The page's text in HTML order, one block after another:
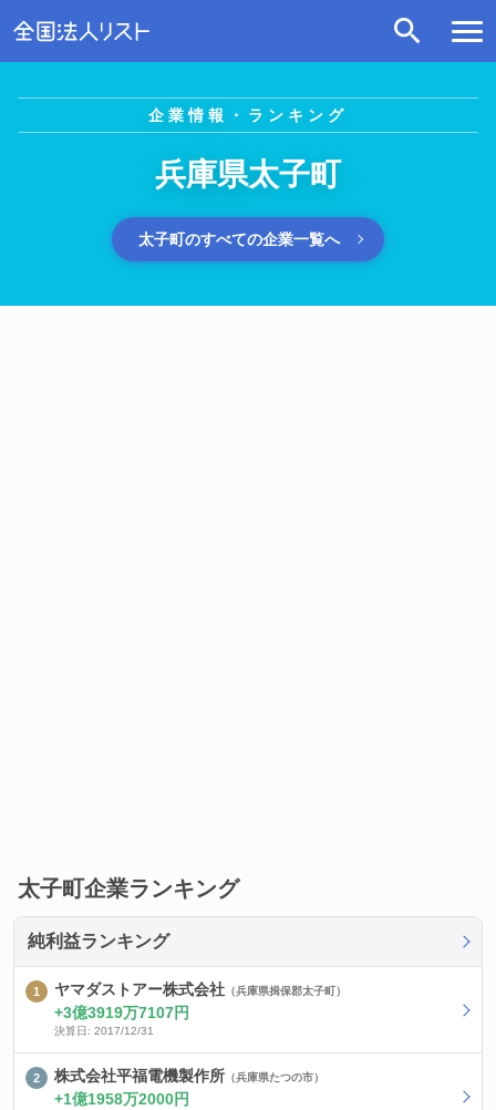
企業情報・ランキング
兵庫県太子町
太子町のすべての企業一覧へ
太子町企業ランキング
純利益ランキング
ヤマダストアー株式会社 （兵庫県揖保郡太子町）
3億3919万7107円
決算日: 2017/12/31
株式会社平福電機製作所 （兵庫県たつの市）
1億1958万2000円